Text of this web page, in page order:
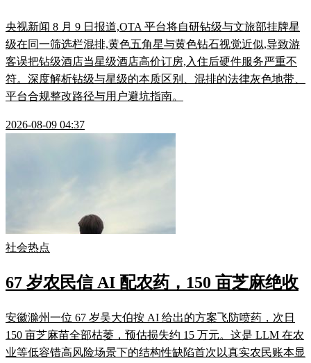
央视新闻 8 月 9 日报道,OTA 平台将自研钻级与文旅部挂牌星
级在同一筛选栏混排,黄色五角星与黄色钻石视觉近似,导致游
客误把钻级酒店当星级酒店高价订房,入住后硬件服务严重不
符。深度解析钻级与星级的本质区别、混排的法律灰色地带、
平台合规整改路径与用户避坑指南。
2026-08-09 04:37
社会热点
67 岁农民信 AI 配农药，150 亩芝麻绝收
安徽滁州一位 67 岁吴大伯按 AI 给出的方案飞防喷药，次日
150 亩芝麻苗全部枯萎，预估损失约 15 万元。这是 LLM 在农
业等低容错高风险场景下的结构性缺陷首次以真实农民账本显